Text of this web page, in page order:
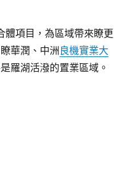
體項目，為區域帶來瞭更
華潤、中洲良機實業大
羅湖活潑的置業區域。